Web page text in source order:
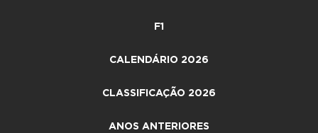
F1
CALENDÁRIO 2026
CLASSIFICAÇÃO 2026
ANOS ANTERIORES